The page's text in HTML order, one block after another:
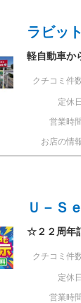
ラビッ
軽自動車か
クチコミ件
定休日
営業時間
お店の情
Ｕ－Ｓ
☆２２周年
クチコミ件
定休日
営業時間